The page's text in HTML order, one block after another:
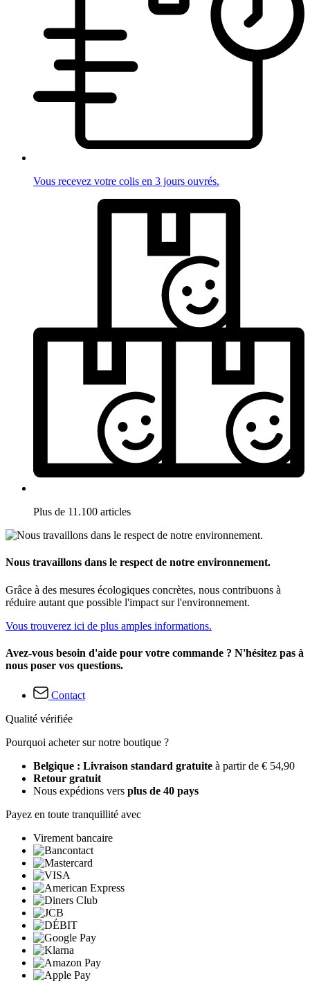
Vous recevez votre colis en 3 jours ouvrés.
Plus de 11.100 articles
Nous travaillons dans le respect de notre environnement.
Grâce à des mesures écologiques concrètes, nous contribuons à
réduire autant que possible l'impact sur l'environnement.
Vous trouverez ici de plus amples informations.
Avez-vous besoin d'aide pour votre commande ? N'hésitez pas à
nous poser vos questions.
Contact
Qualité vérifiée
Pourquoi acheter sur notre boutique ?
Belgique : Livraison standard gratuite à partir de € 54,90
Retour gratuit
Nous expédions vers plus de 40 pays
Payez en toute tranquillité avec
Virement bancaire